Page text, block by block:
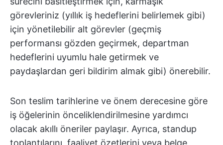
görevleriniz (yıllık iş hedeflerini belirlemek gibi)
için yönetilebilir alt görevler (geçmiş
performansı gözden geçirmek, departman
hedeflerini uyumlu hale getirmek ve
paydaşlardan geri bildirim almak gibi) önerebilir.
Son teslim tarihlerine ve önem derecesine göre
iş öğelerinin önceliklendirilmesine yardımcı
olacak akıllı öneriler paylaşır. Ayrıca, standup
toplantılarını, faaliyet özetlerini veya belge